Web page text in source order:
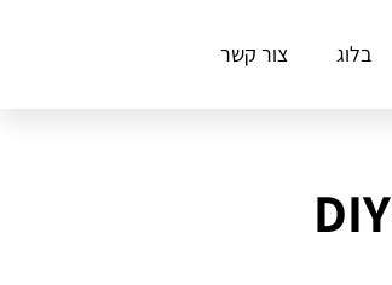
בלוג צור קשר
כיצד לתכנן טיול משפחתי בטבע להורים עסוקים: מדריך ל-DIY